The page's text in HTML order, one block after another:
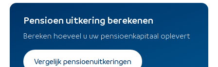
Pensioen uitkering berekenen
Bereken hoeveel u uw pensioenkapitaal oplevert
Vergelijk pensioenuitkeringen